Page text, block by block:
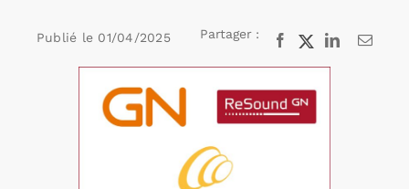
Annonces emploi
Publié le 01/04/2025 Partager : Facebook
X LinkedInEmail